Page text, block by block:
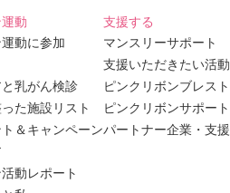
動
動に参加
乳がん検診
た施設リスト
＆キャンペーン
動レポート
支援する
マンスリーサポート
支援いただきたい活動
ピンクリボンブレス
ピンクリボンサポー
パートナー企業・支